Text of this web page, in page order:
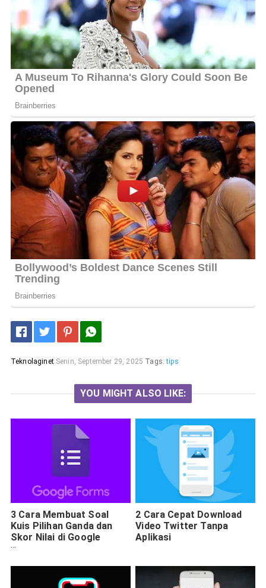
Teknolaginet Senin, September 29, 2025 Tags:tips
YOU MIGHT ALSO LIKE:
3 Cara Membuat Soal
Kuis Pilihan Ganda dan
Skor Nilai di Google
Forms
2 Cara Cepat Download
Video Twitter Tanpa
Aplikasi